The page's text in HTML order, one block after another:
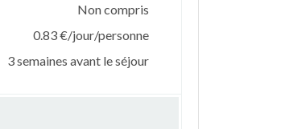
Non compris
0.83 €/jour/personne
3 semaines avant le séjour